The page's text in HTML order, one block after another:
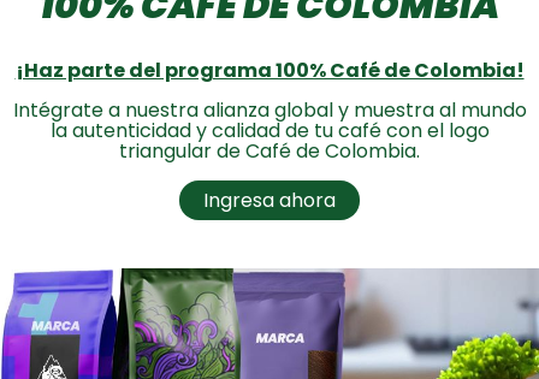
¡Haz parte del programa 100% Café de Colombia!
Intégrate a nuestra alianza global y muestra al mundo
la autenticidad y calidad de tu café con el logo
triangular de Café de Colombia.
Ingresa ahora